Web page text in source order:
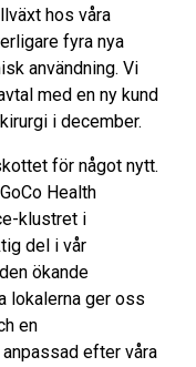
hos våra
fyra nya
användning. Vi
med en ny kund
i december.
för något nytt.
Health
klustret i
del i vår
ökande
lokalerna ger oss
en
efter våra